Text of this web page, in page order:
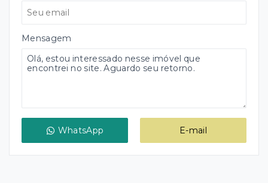
Mensagem
WhatsApp E-mail